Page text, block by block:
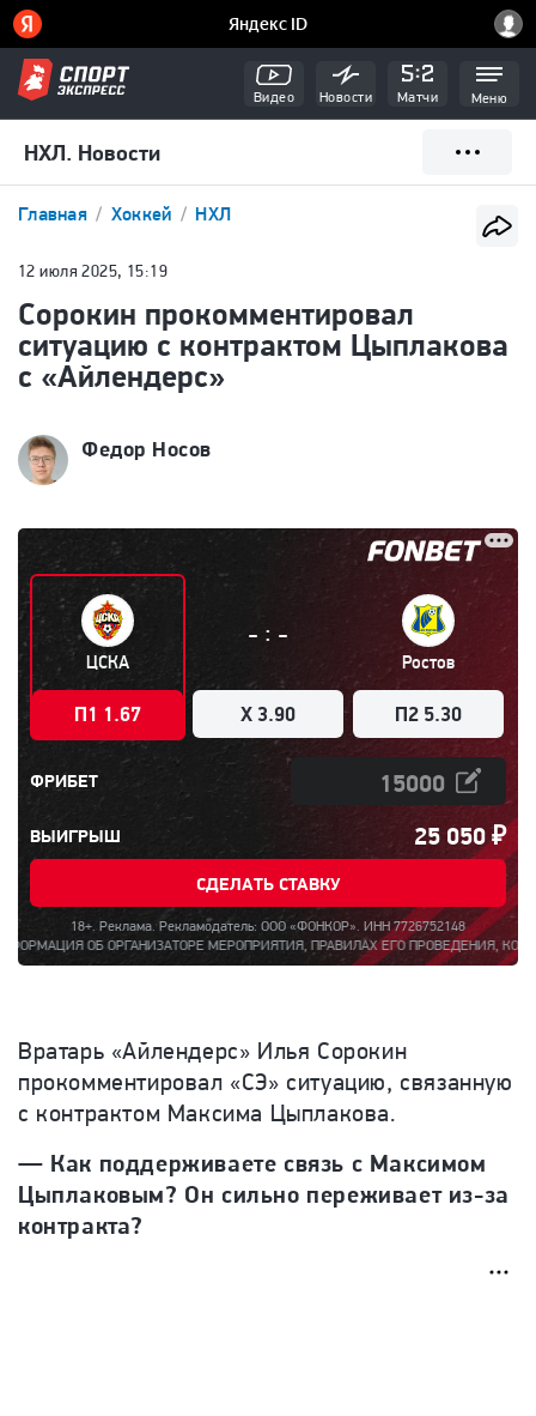
Видео Новости Матчи Меню
НХЛ. Новости
Главная Хоккей НХЛ
12 июля 2025, 15:19
Сорокин прокомментировал
ситуацию с контрактом Цыплакова
с «Айлендерс»
Федор Носов
ЦСКА
П1 1.67
- : -
X 3.90
Ростов
П2 5.30
ФРИБЕТ
ВЫИГРЫШ 25 050₽
СДЕЛАТЬ СТАВКУ
18+. Реклама. Рекламодатель: ООО «ФОНКОР». ИНН 7726752148
ОРГАНИЗАТОРЕ МЕРОПРИЯТИЯ, ПРАВИЛАХ ЕГО ПРОВЕДЕНИЯ,
Вратарь «Айлендерс» Илья Сорокин
прокомментировал «СЭ» ситуацию, связанную
с контрактом Максима Цыплакова.
— Как поддерживаете связь с Максимом
Цыплаковым? Он сильно переживает из-за
контракта?